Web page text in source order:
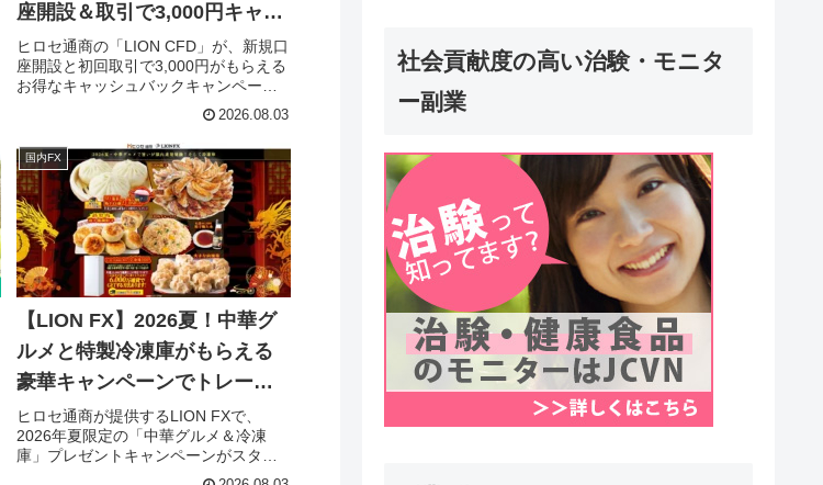
座開設＆取引で3,000円キャッ
シュバックキャンペーンを開
始！
ヒロセ通商の「LION CFD」が、新規口
座開設と初回取引で3,000円がもらえる
お得なキャッシュバックキャンペーン
を実施します。FXファンはもちろん、
これから副業や投資を始めたい方にも
ぴったりのこの機会に、CFD取引の世
界へ一歩踏み出してみませんか？
2026.08.03
国内FX
【LION FX】2026夏！中華グ
ルメと特製冷凍庫がもらえる
豪華キャンペーンでトレード
を加速！
ヒロセ通商が提供するLION FXで、
2026年夏限定の「中華グルメ＆冷凍
庫」プレゼントキャンペーンがスター
ト。対象取引量に応じて、豪華な中華
社会貢献度の高い治験・モニタ
ー副業